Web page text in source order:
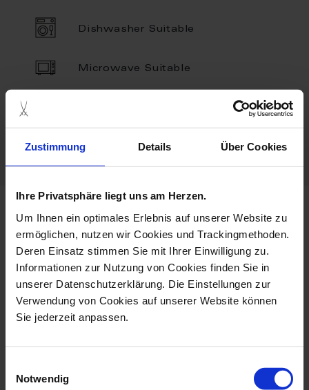
Zustimmung Details Über Cookies
Ihre Privatsphäre liegt uns am Herzen.
Um Ihnen ein optimales Erlebnis auf unserer Website zu
ermöglichen, nutzen wir Cookies und Trackingmethoden.
Deren Einsatz stimmen Sie mit Ihrer Einwilligung zu.
Informationen zur Nutzung von Cookies finden Sie in
unserer Datenschutzerklärung. Die Einstellungen zur
Verwendung von Cookies auf unserer Website können
Sie jederzeit anpassen.
Notwendig
Dishwasher Suitable
Microwave Suitable
Caution Hot
more products from the
meissen2go collection